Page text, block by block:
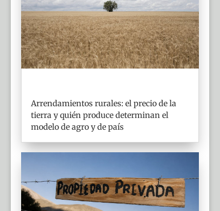
Arrendamientos rurales: el precio de la
tierra y quién produce determinan el
modelo de agro y de país